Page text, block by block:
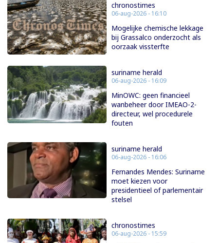
chronostimes
06-aug-2026 - 16:10
Mogelijke chemische lekkage
bij Grassalco onderzocht als
oorzaak vissterfte
suriname herald
06-aug-2026 - 16:09
MinOWC: geen financieel
wanbeheer door IMEAO-2-
directeur, wel procedurele
fouten
suriname herald
06-aug-2026 - 16:06
Fernandes Mendes: Suriname
moet kiezen voor
presidentieel of parlementair
stelsel
chronostimes
06-aug-2026 - 15:59